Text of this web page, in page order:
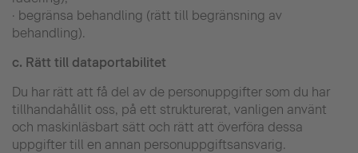
· begränsa behandling (rätt till begränsning av
behandling).
c. Rätt till dataportabilitet
Du har rätt att få del av de personuppgifter som du har
tillhandahållit oss, på ett strukturerat, vanligen använt
och maskinläsbart sätt och rätt att överföra dessa
uppgifter till en annan personuppgiftsansvarig.